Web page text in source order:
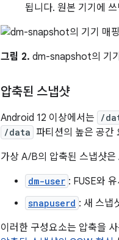
됩니다. 원본 기기에
그림 2. dm-snapshot의 기
압축된 스냅샷
Android 12 이상에서는 /
/data 파티션의 높은 공간
가상 A/B의 압축된 스냅샷
dm-user : FUSE와
snapuserd : 새 스냅
이러한 구성요소는 압축을